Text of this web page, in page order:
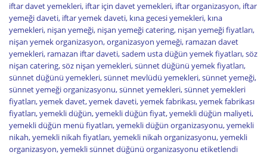
iftar davet yemekleri, iftar için davet yemekleri, iftar organizasyon, iftar
yemeği daveti, iftar yemek daveti, kına gecesi yemekleri, kına
yemekleri, nişan yemeği, nişan yemeği catering, nişan yemeği fiyatları,
nişan yemek organizasyon,organizasyon yemeği, ramazan davet
yemekleri, ramazan iftar daveti,sadem usta düğün yemek fiyatları,söz
nişan catering,söz nişan yemekleri,sünnet düğünü yemek fiyatları,
sünnet düğünü yemekleri,sünnet mevlüdü yemekleri,sünnet yemeği,
sünnet yemeği organizasyonu,sünnet yemekleri,sünnet yemekleri
fiyatları,yemek davet,yemek daveti,yemek fabrikası,yemek fabrikası
fiyatları,yemekli düğün,yemekli düğün fiyat,yemekli düğün maliyeti,
yemekli düğün menü fiyatları,yemekli düğün organizasyonu,yemekli
nikah,yemekli nikah fiyatları,yemekli nikah organizasyonu,yemekli
organizasyon,yemekli sünnet düğünü organizasyonu etiketlendi